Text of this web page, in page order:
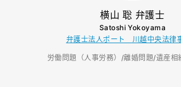
横山 聡 弁護士
Satoshi Yokoyama
弁護士法人ポート 川越中央法律
労働問題（人事労務）/離婚問題/遺産相